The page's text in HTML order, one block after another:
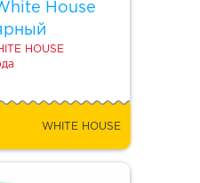
House
HOUSE
WHITE HOUSE